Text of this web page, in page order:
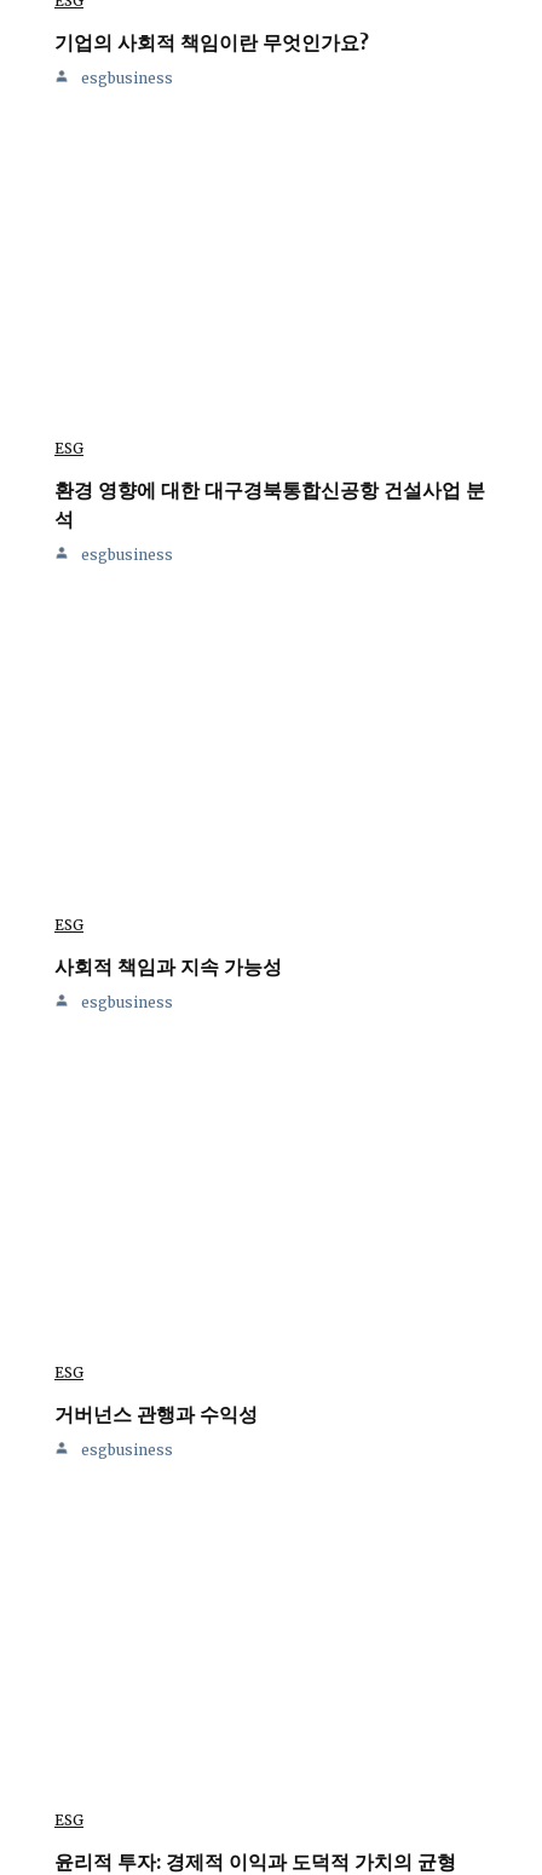
기업의 사회적 책임이란 무엇인가요?
esgbusiness
ESG
환경 영향에 대한 대구경북통합신공항 건설사업 분
석
esgbusiness
ESG
사회적 책임과 지속 가능성
esgbusiness
ESG
거버넌스 관행과 수익성
esgbusiness
ESG
윤리적 투자: 경제적 이익과 도덕적 가치의 균형